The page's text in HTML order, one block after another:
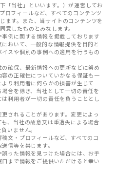
「当社」といいます。）が運営してお
ロフィールなど、すべてのコンテンツ
ます。また、当サイトのコンテンツを
意したものとみなします。
例に関する情報を掲載しております
おいて、一般的な情報提供を目的と
スや個別の事例への適用を行うもの
確保、最新情報への更新などに努め
の正確性についていかなる保証も一
り利用者に何らかの損害が生じて
合を除き、当社として一切の責任を
利用者が一切の責任を負うこととし
されることがあります。変更によっ
、当社の故意又は重過失による場合
いません。
文・プロフィールなど、すべてのコ
信等を禁じます。
った情報を見つけた場合には、お手
まで情報をご提供いただけると幸い